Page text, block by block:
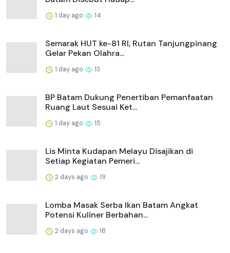
1 day ago 14
Semarak HUT ke-81 RI, Rutan Tanjungpinang
Gelar Pekan Olahra...
1 day ago 13
BP Batam Dukung Penertiban Pemanfaatan
Ruang Laut Sesuai Ket...
1 day ago 15
Lis Minta Kudapan Melayu Disajikan di
Setiap Kegiatan Pemeri...
2 days ago 19
Lomba Masak Serba Ikan Batam Angkat
Potensi Kuliner Berbahan...
2 days ago 18